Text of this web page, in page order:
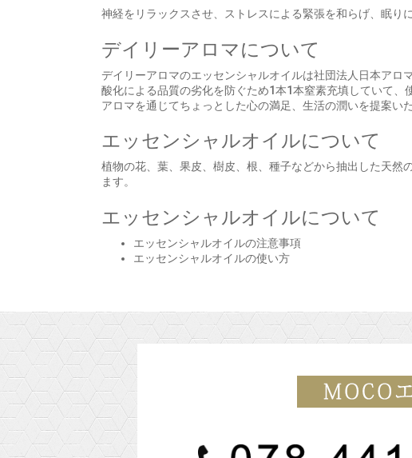
神経をリラックスさせ、ストレスによる緊張を和らげ、眠り
デイリーアロマについて
デイリーアロマのエッセンシャルオイルは社団法人日本アロ
酸化による品質の劣化を防ぐため1本1本窒素充填していて、
アロマを通じてちょっとした心の満足、生活の潤いを提案いた
エッセンシャルオイルについて
植物の花、葉、果皮、樹皮、根、種子などから抽出した天然
ます。
エッセンシャルオイルについて
エッセンシャルオイルの注意事項
エッセンシャルオイルの使い方